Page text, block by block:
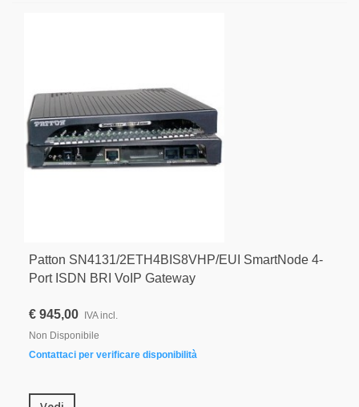
Patton SN4131/2ETH4BIS8VHP/EUI SmartNode 4-
Port ISDN BRI VoIP Gateway
€ 945,00 IVA incl.
Non Disponibile
Contattaci per verificare disponibilità